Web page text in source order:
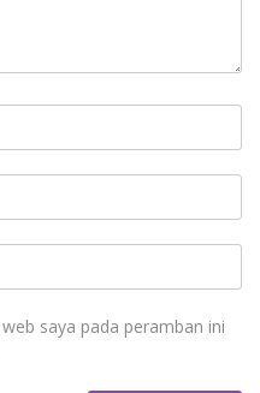
saya pada peramban ini